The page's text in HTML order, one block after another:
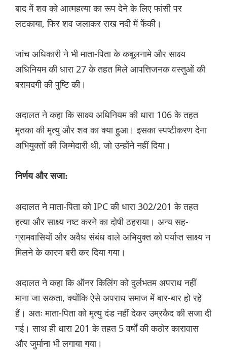
बाद में शव को आत्महत्या का रूप देने के लिए फांसी पर
लटकाया, फिर शव जलाकर राख नदी में फेंकी।
जांच अधिकारी ने भी माता-पिता के कबूलनामे और साक्ष्य
अधिनियम की धारा 27 के तहत मिले आपत्तिजनक वस्तुओं की
बरामदगी की पुष्टि की।
अदालत ने कहा कि साक्ष्य अधिनियम की धारा 106 के तहत
मृतका की मृत्यु और शव का क्या हुआ। इसका स्पष्टीकरण देना
अभियुक्तों की जिम्मेदारी थी, जो उन्होंने नहीं दिया।
निर्णय और सजा:
अदालत ने माता-पिता को IPC की धारा 302/201 के तहत
हत्या और साक्ष्य नष्ट करने का दोषी ठहराया। अन्य सह-
ग्रामवासियों और अवैध संबंध वाले अभियुक्त को पर्याप्त साक्ष्य न
मिलने के कारण बरी कर दिया गया।
अदालत ने कहा कि ऑनर किलिंग को दुर्लभतम अपराध नहीं
माना जा सकता, क्योंकि ऐसे अपराध समाज में बार-बार हो रहे
हैं। अतः माता-पिता को मृत्यु दंड नहीं देकर उम्रकैद की सजा दी
गई। साथ ही धारा 201 के तहत 5 वर्षों की कठोर कारावास
और जुर्माना भी लगाया गया।